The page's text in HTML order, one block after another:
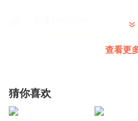
听友236449550
的芬芬是否v说的成成方便v
查看更
猜你喜欢